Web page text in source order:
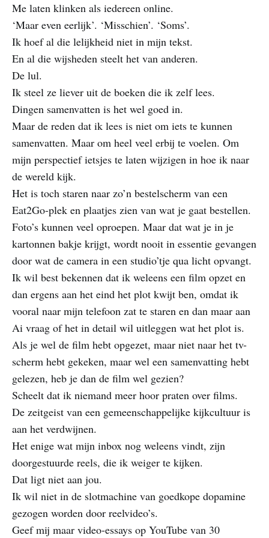
Me laten klinken als iedereen online.
‘Maar even eerlijk’. ‘Misschien’. ‘Soms’.
Ik hoef al die lelijkheid niet in mijn tekst.
En al die wijsheden steelt het van anderen.
De lul.
Ik steel ze liever uit de boeken die ik zelf lees.
Dingen samenvatten is het wel goed in.
Maar de reden dat ik lees is niet om iets te kunnen
samenvatten. Maar om heel veel erbij te voelen. Om
mijn perspectief ietsjes te laten wijzigen in hoe ik naar
de wereld kijk.
Het is toch staren naar zo’n bestelscherm van een
Eat2Go-plek en plaatjes zien van wat je gaat bestellen.
Foto’s kunnen veel oproepen. Maar dat wat je in je
kartonnen bakje krijgt, wordt nooit in essentie gevangen
door wat de camera in een studio’tje qua licht opvangt.
Ik wil best bekennen dat ik weleens een film opzet en
dan ergens aan het eind het plot kwijt ben, omdat ik
vooral naar mijn telefoon zat te staren en dan maar aan
Ai vraag of het in detail wil uitleggen wat het plot is.
Als je wel de film hebt opgezet, maar niet naar het tv-
scherm hebt gekeken, maar wel een samenvatting hebt
gelezen, heb je dan de film wel gezien?
Scheelt dat ik niemand meer hoor praten over films.
De zeitgeist van een gemeenschappelijke kijkcultuur is
aan het verdwijnen.
Het enige wat mijn inbox nog weleens vindt, zijn
doorgestuurde reels, die ik weiger te kijken.
Dat ligt niet aan jou.
Ik wil niet in de slotmachine van goedkope dopamine
gezogen worden door reelvideo’s.
Geef mij maar video-essays op YouTube van 30